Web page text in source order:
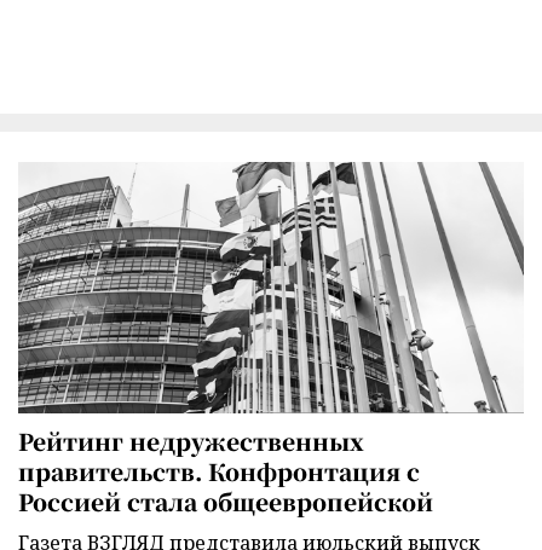
Рейтинг недружественных
правительств. Конфронтация с
Россией стала общеевропейской
Газета ВЗГЛЯД представила июльский выпуск